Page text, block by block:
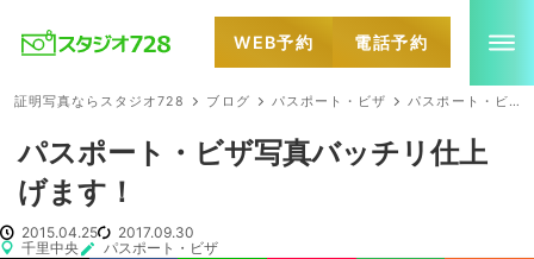
WEB予約 電話予約
証明写真ならスタジオ728 ブログ パスポート・ビザ パスポート・ビザ写真バッチリ仕上げます！
パスポート・ビザ写真バッチリ仕上
げます！
2015.04.25
2017.09.30
千里中央
パスポート・ビザ